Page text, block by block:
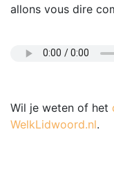
allons vous dire
Wil je weten of het
WelkLidwoord.nl.